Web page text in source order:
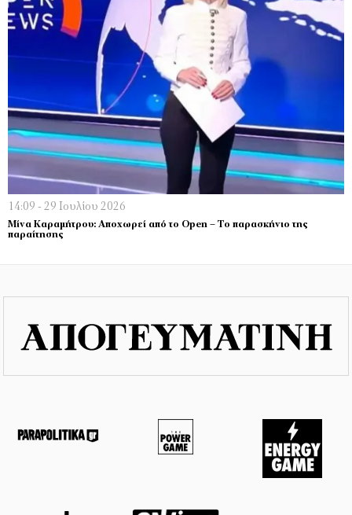
14:09 - 29 Ιουλίου 2026
Μίνα Καραμήτρου: Αποχωρεί από το Open – Το παρασκήνιο της
παραίτησης